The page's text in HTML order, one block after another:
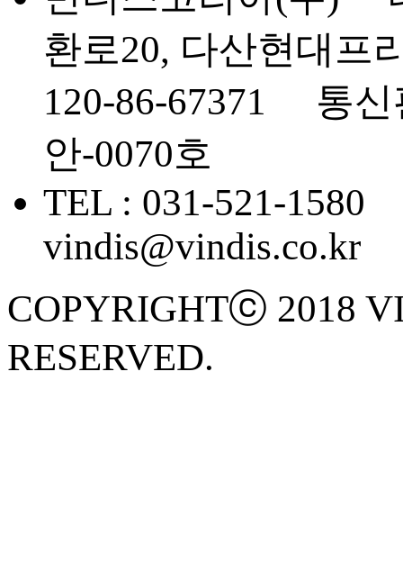
환로20, 다산현대
120-86-67371 통신
안-0070호
TEL : 031-521-
vindis@vindis.co.kr
COPYRIGHTⓒ 2018
RESERVED.